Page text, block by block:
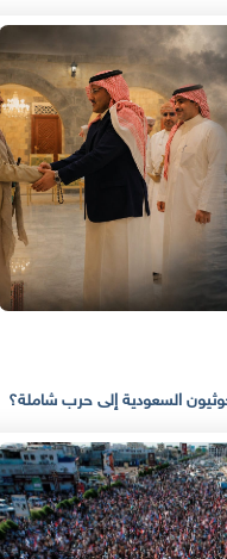
السعودية إلى حرب شاملة؟